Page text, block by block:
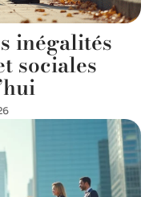
inégalités
sociales